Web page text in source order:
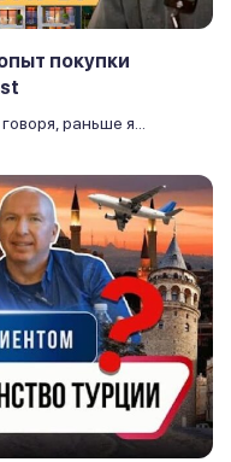
покупки
раньше я...